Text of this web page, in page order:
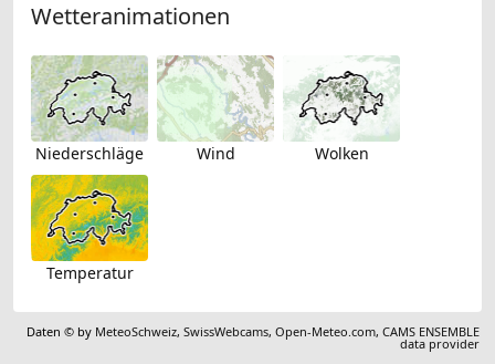
Wetteranimationen
Niederschläge Wind Wolken
Temperatur
Daten © by MeteoSchweiz,SwissWebcams,Open-Meteo.com,CAMS ENSEMBLE
data provider